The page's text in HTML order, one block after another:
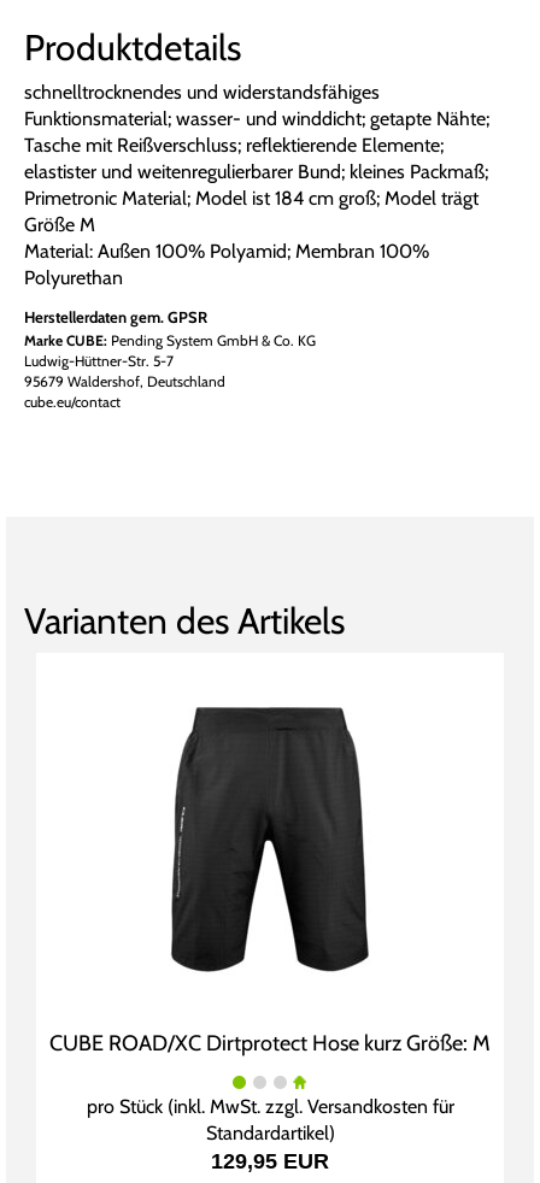
Produktdetails
schnelltrocknendes und widerstandsfähiges
Funktionsmaterial; wasser- und winddicht; getapte Nähte;
Tasche mit Reißverschluss; reflektierende Elemente;
elastister und weitenregulierbarer Bund; kleines Packmaß;
Primetronic Material; Model ist 184 cm groß; Model trägt
Größe M
Material: Außen 100% Polyamid; Membran 100%
Polyurethan
Herstellerdaten gem. GPSR
Marke CUBE: Pending System GmbH & Co. KG
Ludwig-Hüttner-Str. 5-7
95679 Waldershof, Deutschland
cube.eu/contact
Varianten des Artikels
CUBE ROAD/XC Dirtprotect Hose kurz Größe: M
pro Stück (inkl. MwSt. zzgl. Versandkosten für
Standardartikel)
129,95 EUR